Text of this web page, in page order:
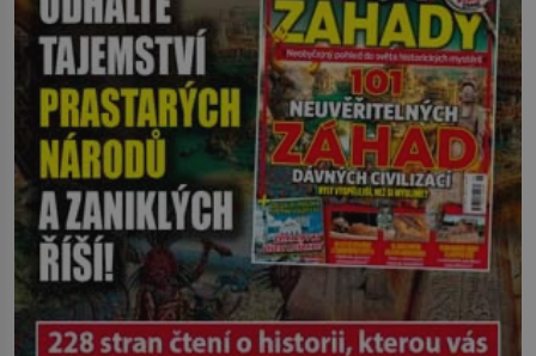
později pravda o původu této mlhy
vychází najevo. Víme ale […]